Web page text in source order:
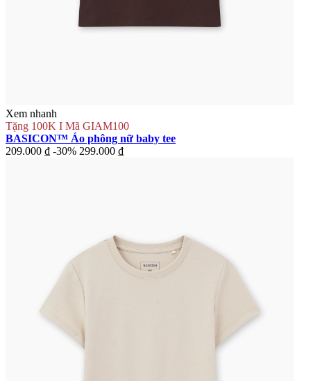
Xem nhanh
Tặng 100K I Mã GIAM100
BASICON™ Áo phông nữ baby tee
209.000 ₫ -30% 299.000 ₫